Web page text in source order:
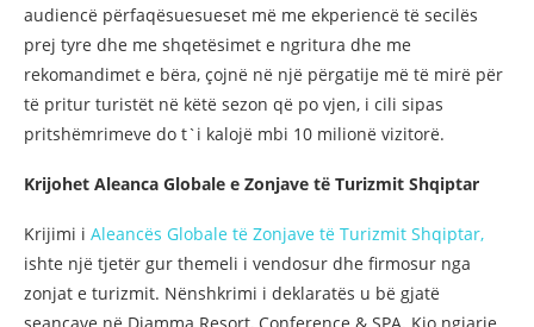
audiencë përfaqësuesueset më me ekperiencë të secilës
prej tyre dhe me shqetësimet e ngritura dhe me
rekomandimet e bëra, çojnë në një përgatije më të mirë për
të pritur turistët në këtë sezon që po vjen, i cili sipas
pritshëmrimeve do t`i kalojë mbi 10 milionë vizitorë.
Krijohet Aleanca Globale e Zonjave të Turizmit Shqiptar
Krijimi i Aleancës Globale të Zonjave të Turizmit Shqiptar,
ishte një tjetër gur themeli i vendosur dhe firmosur nga
zonjat e turizmit. Nënshkrimi i deklaratës u bë gjatë
seancave në Diamma Resort, Conference & SPA. Kjo ngjarje